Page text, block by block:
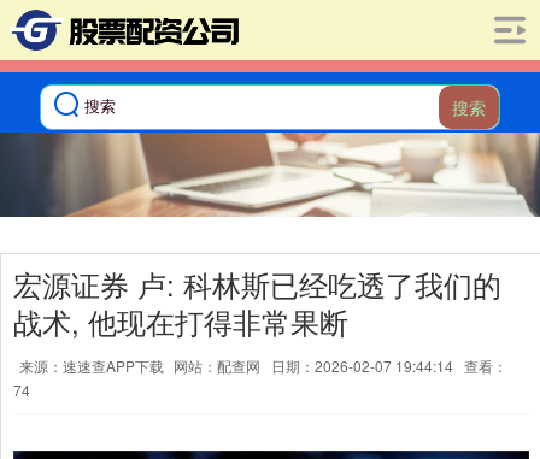
搜索
宏源证券 卢: 科林斯已经吃透了我们的
战术, 他现在打得非常果断
来源：速速查APP下载 网站：配查网 日期：2026-02-07 19:44:14 查看：
74